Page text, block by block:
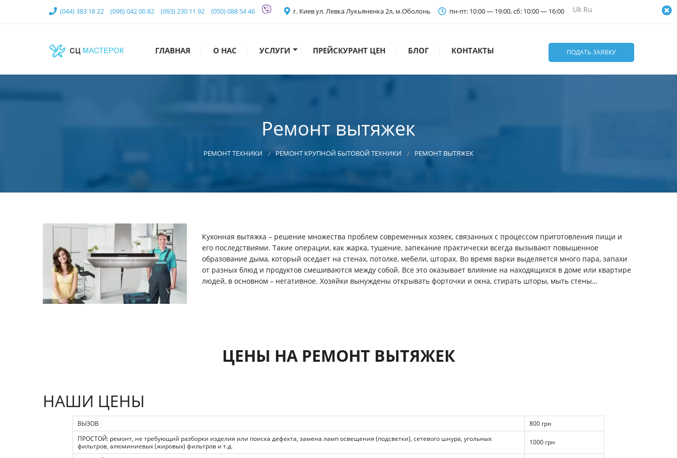
(044) 383 18 22 (098) 042 00 82 (093) 230 11 92 (050) 088 54 46 г. Киев ул. Левка Лукьяненка 2л, м.Оболонь пн-пт: 10:00 — 19:00, сб: 10:00 — 16:00 Uk Ru
ГЛАВНАЯ О НАС УСЛУГИ
Ремонт крупной бытовой техники
Ремонт мелкой бытовой техники
ПРЕЙСКУРАНТ ЦЕН БЛОГ КОНТАКТЫ ПОДАТЬ ЗАЯВКУ
Ремонт вытяжек
РЕМОНТ ТЕХНИКИ РЕМОНТ КРУПНОЙ БЫТОВОЙ ТЕХНИКИ РЕМОНТ ВЫТЯЖЕК
Кухонная вытяжка – решение множества проблем современных хозяек, связанных с процессом приготовления пищи и
его последствиями. Такие операции, как жарка, тушение, запекание практически всегда вызывают повышенное
образование дыма, который оседает на стенах, потолке, мебели, шторах. Во время варки выделяется много пара, запахи
от разных блюд и продуктов смешиваются между собой. Все это оказывает влияние на находящихся в доме или квартире
людей, в основном – негативное. Хозяйки вынуждены открывать форточки и окна, стирать шторы, мыть стены…
ЦЕНЫ НА РЕМОНТ ВЫТЯЖЕК
НАШИ ЦЕНЫ
ВЫЗОВ
800 грн
ПРОСТОЙ: ремонт, не требующий разборки изделия или поиска дефекта, замена ламп освещения (подсветки), сетевого шнура, угольных
фильтров, алюминиевых (жировых) фильтров и т.д.
1000 грн